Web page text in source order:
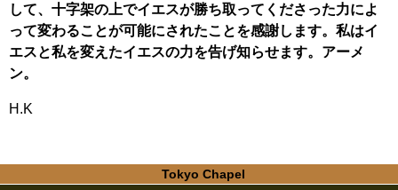
して、十字架の上でイエスが勝ち取ってくださった力によ
って変わることが可能にされたことを感謝します。私はイ
エスと私を変えたイエスの力を告げ知らせます。アーメ
ン。
H.K
Tokyo Chapel